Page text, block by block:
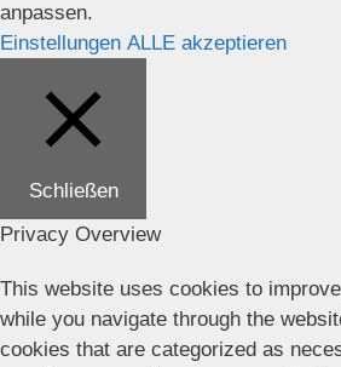
anpassen.
Einstellungen ALLE akzeptieren
Schließen
Privacy Overview
This website uses cookies to
while you navigate through the
cookies that are categorized as